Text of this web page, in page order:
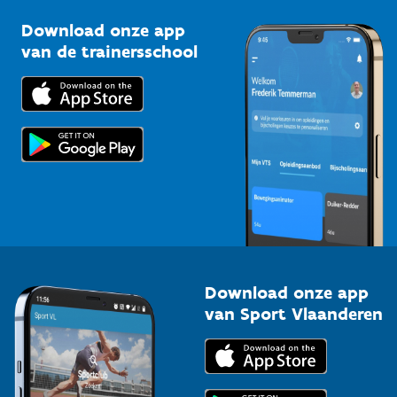
Bedrijven
Trainers en begeleiders
Topsporters
Kennisplatform
Downloads
Voor de pers
Download onze app
van de trainersschool
Download onze app
van Sport Vlaanderen